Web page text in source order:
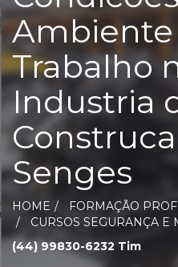
Trabalho
Industria
Senges
HOME
FORMAÇÃO
CURSOS SEGURANÇA
(44) 99830-6232 Tim